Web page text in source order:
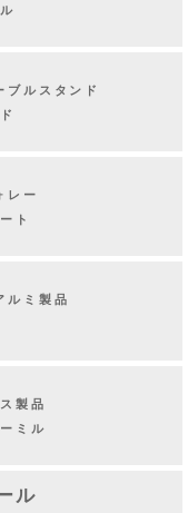
ブルスタンド
レー
ト
ルミ製品
製品
ミル
ル